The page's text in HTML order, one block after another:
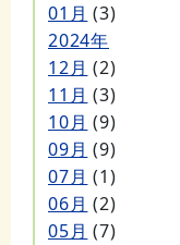
01月 (3)
2024年
12月 (2)
11月 (3)
10月 (9)
09月 (9)
07月 (1)
06月 (2)
05月 (7)